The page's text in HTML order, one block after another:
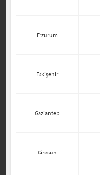
Erzurum
Eskişehir
Gaziantep
Giresun